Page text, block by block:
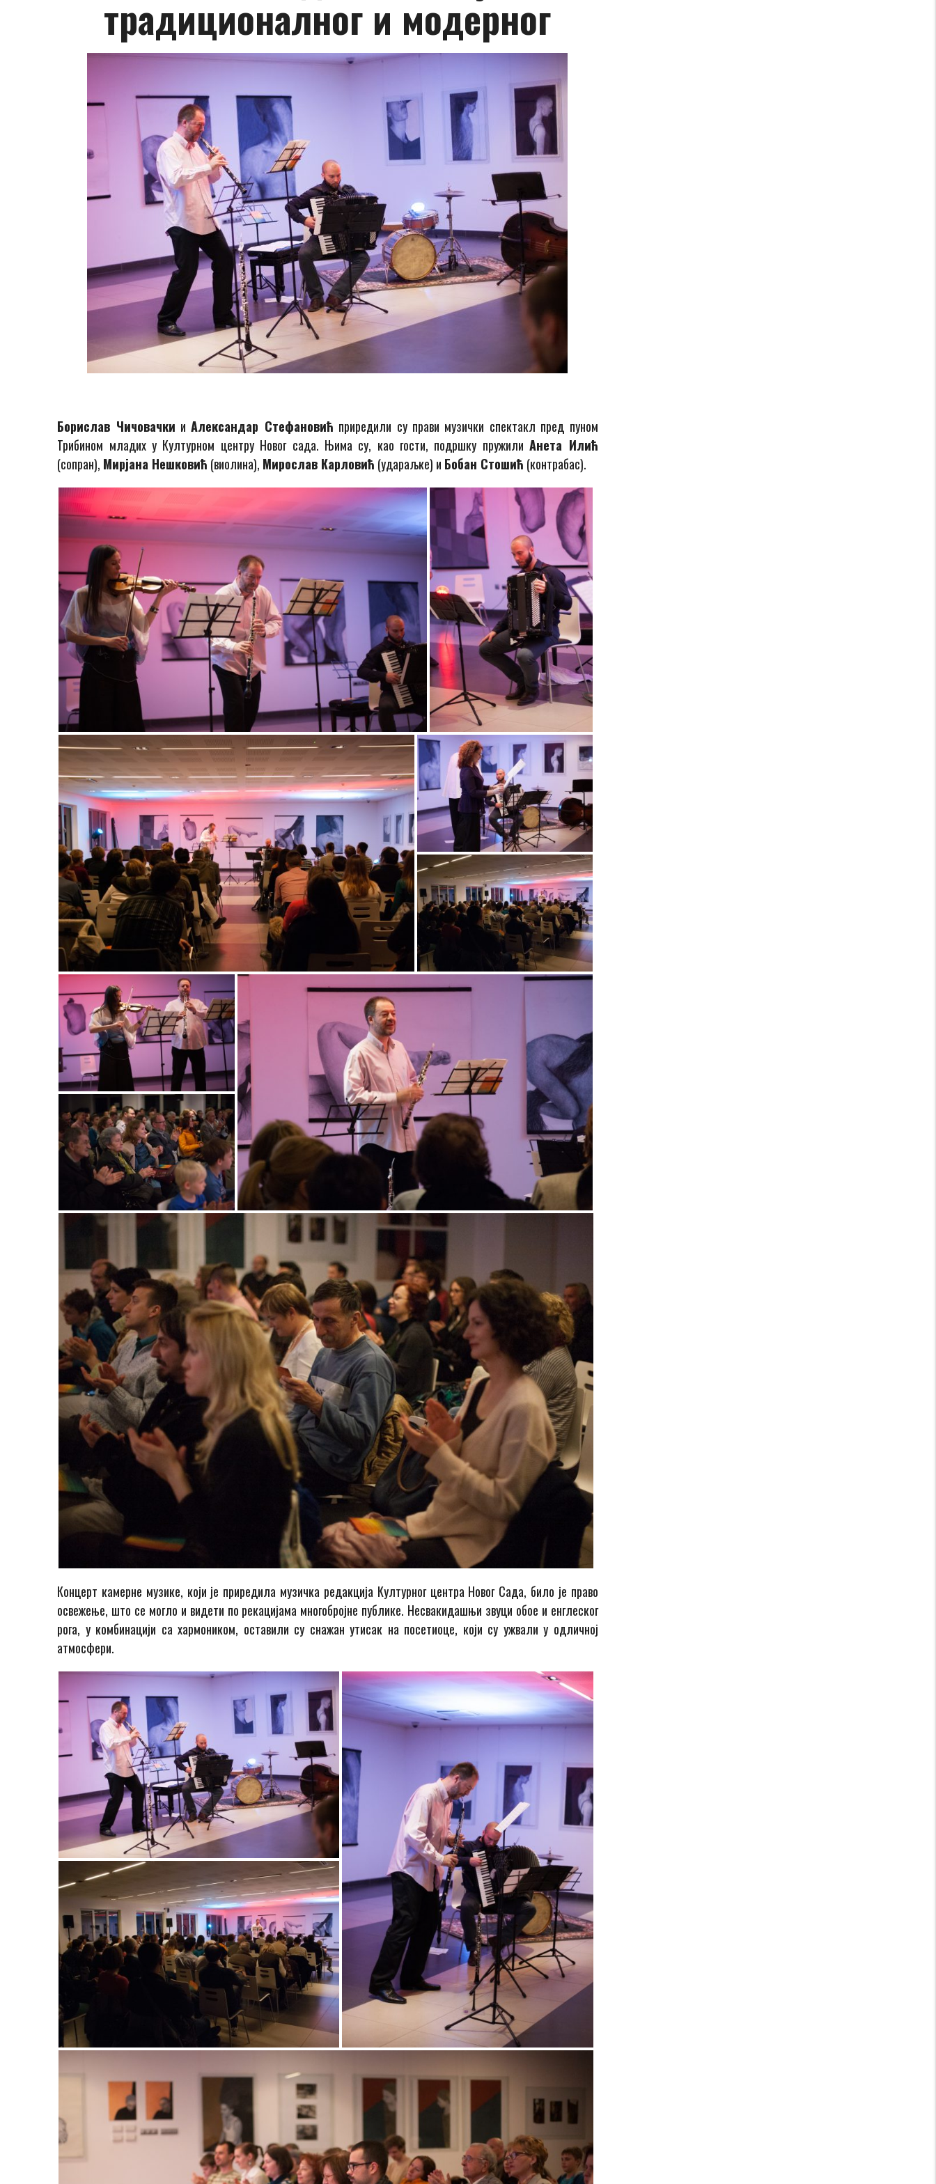
традиционалног и модерног
Борислав Чичовачки иАлександар Стефановић приредили су прави музички спектакл пред пуном
Трибином младих у Културном центру Новог сада. Њима су, као гости, подршку пружилиАнета Илић
(сопран), Мирјана Нешковић (виолина), Мирослав Карловић (удараљке) и Бобан Стошић (контрабас).
Концерт камерне музике, који је приредила музичка редакција Културног центра Новог Сада, било је право
освежење, што се могло и видети пo рекацијама многобројне публике. Несвакидашњи звуци обое и енглеског
рога, у комбинацији са хармоником, оставили су снажан утисак на посетиоце, који су ужвали у одличној
атмосфери.